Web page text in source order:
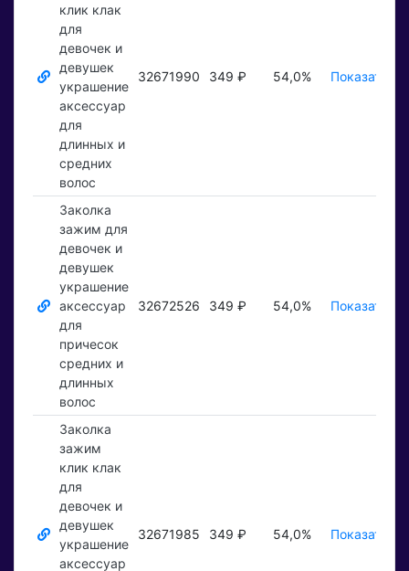
клик клак
для
девочек и
девушек
украшение
аксессуар
для
длинных и
средних
волос
32671990 349 ₽ 54,0% Показать ₽
Заколка
зажим для
девочек и
девушек
украшение
аксессуар
для
причесок
средних и
длинных
волос
32672526 349 ₽ 54,0% Показать ₽
Заколка
зажим
клик клак
для
девочек и
девушек
украшение
аксессуар
32671985 349 ₽ 54,0% Показать ₽